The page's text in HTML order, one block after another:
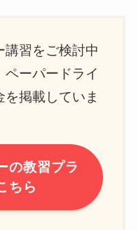
講習をご検討中
ーパードライ
掲載していま
の教習プラ
ちら